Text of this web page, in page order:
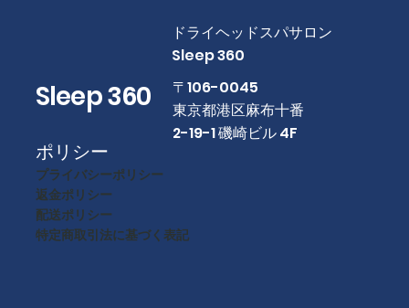
Sleep 360
ポリシー
プライバシーポリシー
返金ポリシー
配送ポリシー
特定商取引法に基づく表記
​ドライヘッドスパサロン
Sleep 360
​〒106-0045
東京都港区麻布十番
2-19-1 磯崎ビル 4F